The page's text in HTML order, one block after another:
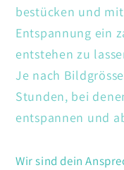
bestücken und
Entspannung ein
entstehen zu
Je nach
Stunden, bei
entspannen und
Wir sind dein